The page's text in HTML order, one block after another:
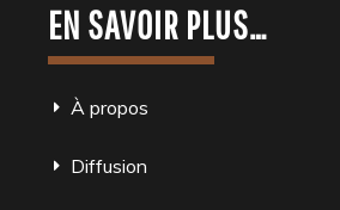
EN SAVOIR PLUS…
À propos
Diffusion